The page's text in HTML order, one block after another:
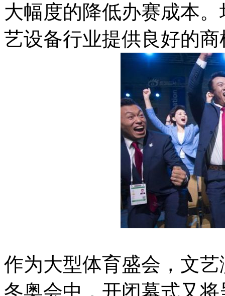
大幅度的降低办赛成本
艺设备行业提供良好的商
作为大型体育盛会，文
冬奥会中，开闭幕式又